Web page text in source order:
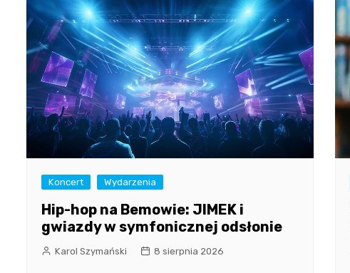
Koncert Wydarzenia
Hip-hop na Bemowie: JIMEK i
gwiazdy w symfonicznej odsłonie
Karol Szymański 8 sierpnia 2026